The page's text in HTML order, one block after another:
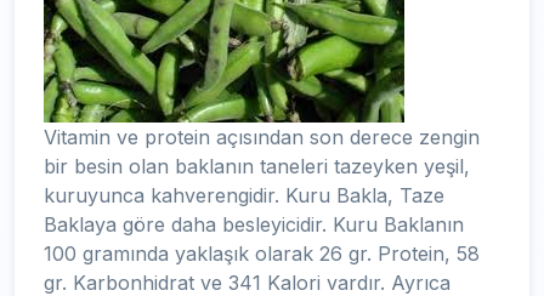
Vitamin ve protein açısından son derece zengin
bir besin olan baklanın taneleri tazeyken yeşil,
kuruyunca kahverengidir. Kuru Bakla, Taze
Baklaya göre daha besleyicidir. Kuru Baklanın
100 gramında yaklaşık olarak 26 gr. Protein, 58
gr. Karbonhidrat ve 341 Kalori vardır. Ayrıca